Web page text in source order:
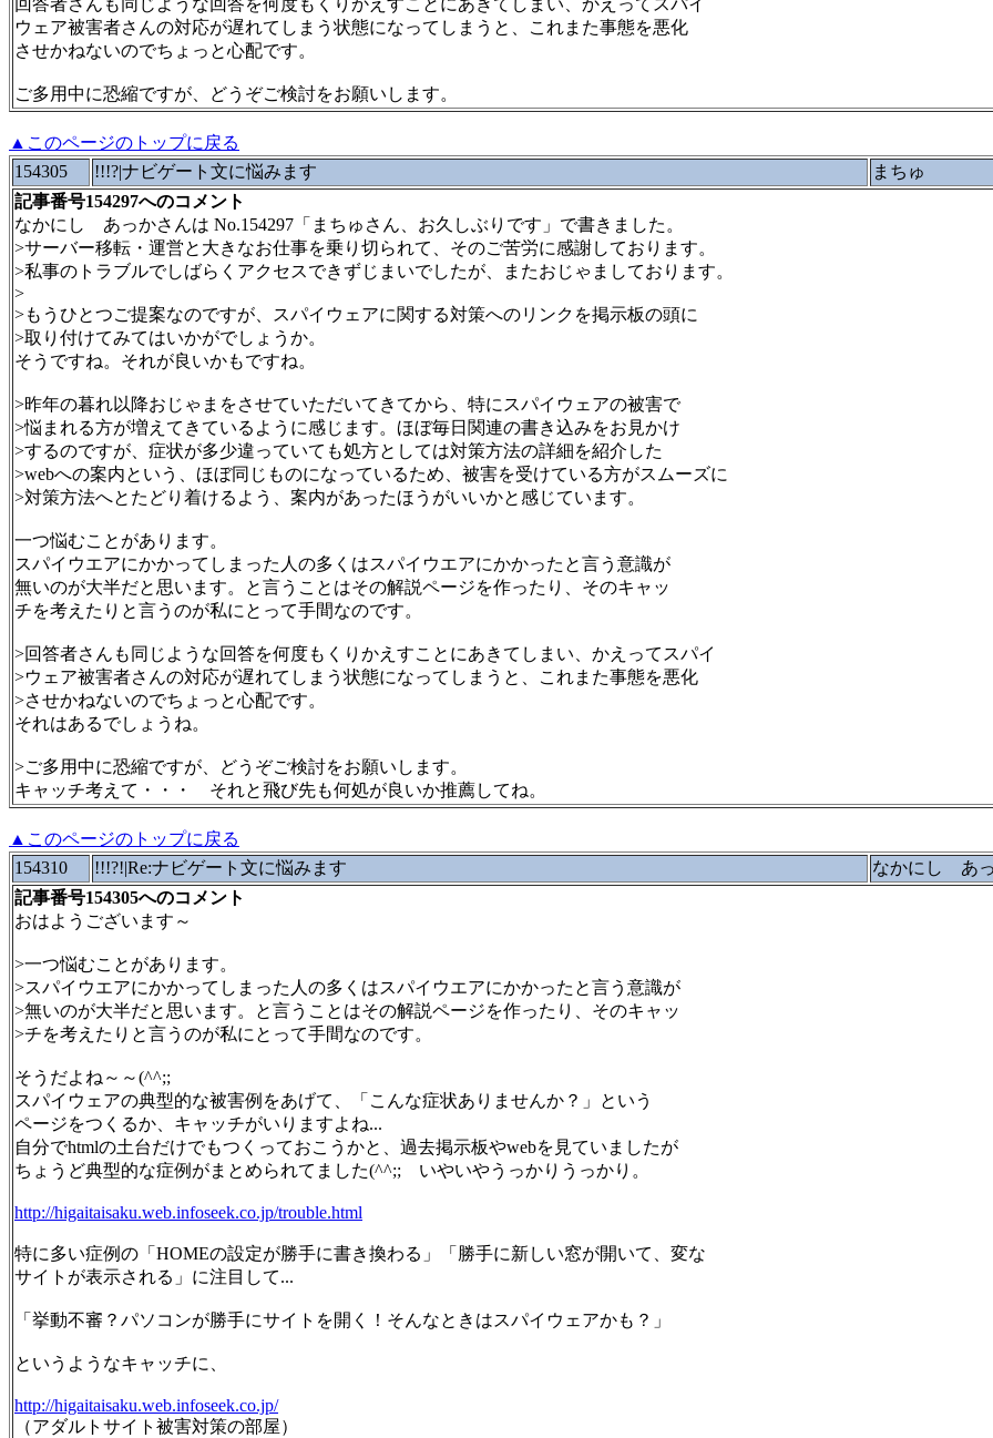
回答者さんも同じような回答を何度もくりかえすことにあきてしまい、かえってスパイ
ウェア被害者さんの対応が遅れてしまう状態になってしまうと、これまた事態を悪化
させかねないのでちょっと心配です。
ご多用中に恐縮ですが、どうぞご検討をお願いします。
▲このページのトップに戻る
154305
!!!?|ナビゲート文に悩みます まちゅ
記事番号154297へのコメント
なかにし あっかさんは No.154297「まちゅさん、お久しぶりです」で書きました。
>サーバー移転・運営と大きなお仕事を乗り切られて、そのご苦労に感謝しております。
>私事のトラブルでしばらくアクセスできずじまいでしたが、またおじゃましております。
>
>もうひとつご提案なのですが、スパイウェアに関する対策へのリンクを掲示板の頭に
>取り付けてみてはいかがでしょうか。
そうですね。それが良いかもですね。
>昨年の暮れ以降おじゃまをさせていただいてきてから、特にスパイウェアの被害で
>悩まれる方が増えてきているように感じます。ほぼ毎日関連の書き込みをお見かけ
>するのですが、症状が多少違っていても処方としては対策方法の詳細を紹介した
>webへの案内という、ほぼ同じものになっているため、被害を受けている方がスムーズに
>対策方法へとたどり着けるよう、案内があったほうがいいかと感じています。
一つ悩むことがあります。
スパイウエアにかかってしまった人の多くはスパイウエアにかかったと言う意識が
無いのが大半だと思います。と言うことはその解説ページを作ったり、そのキャッ
チを考えたりと言うのが私にとって手間なのです。
>回答者さんも同じような回答を何度もくりかえすことにあきてしまい、かえってスパイ
>ウェア被害者さんの対応が遅れてしまう状態になってしまうと、これまた事態を悪化
>させかねないのでちょっと心配です。
それはあるでしょうね。
>ご多用中に恐縮ですが、どうぞご検討をお願いします。
キャッチ考えて・・・ それと飛び先も何処が良いか推薦してね。
▲このページのトップに戻る
154310
!!!?!|Re:ナビゲート文に悩みます なかにし あ
記事番号154305へのコメント
おはようございます～
>一つ悩むことがあります。
>スパイウエアにかかってしまった人の多くはスパイウエアにかかったと言う意識が
>無いのが大半だと思います。と言うことはその解説ページを作ったり、そのキャッ
>チを考えたりと言うのが私にとって手間なのです。
そうだよね～～(^^;;
スパイウェアの典型的な被害例をあげて、「こんな症状ありませんか？」という
ページをつくるか、キャッチがいりますよね...
自分でhtmlの土台だけでもつくっておこうかと、過去掲示板やwebを見ていましたが
ちょうど典型的な症例がまとめられてました(^^;; いやいやうっかりうっかり。
http://higaitaisaku.web.infoseek.co.jp/trouble.html
特に多い症例の「HOMEの設定が勝手に書き換わる」「勝手に新しい窓が開いて、変な
サイトが表示される」に注目して...
「挙動不審？パソコンが勝手にサイトを開く！そんなときはスパイウェアかも？」
というようなキャッチに、
http://higaitaisaku.web.infoseek.co.jp/
（アダルトサイト被害対策の部屋）